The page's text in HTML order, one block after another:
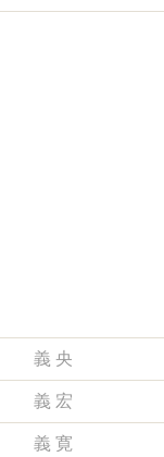
義 央
義 宏
義 寛